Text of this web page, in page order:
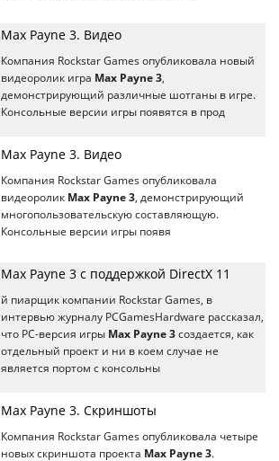
Max Payne 3. Видео
Компания Rockstar Games опубликовала новый
видеоролик игра Max Payne 3,
демонстрирующий различные шотганы в игре.
Консольные версии игры появятся в прод
Max Payne 3. Видео
Компания Rockstar Games опубликовала
видеоролик Max Payne 3, демонстрирующий
многопользовательскую составляющую.
Консольные версии игры появя
Max Payne 3 с поддержкой DirectX 11
й пиарщик компании Rockstar Games, в
интервью журналу PCGamesHardware рассказал,
что РС-версия игры Max Payne 3 создается, как
отдельный проект и ни в коем случае не
является портом с консольны
Max Payne 3. Скриншоты
Компания Rockstar Games опубликовала четыре
новых скриншота проекта Max Payne 3.